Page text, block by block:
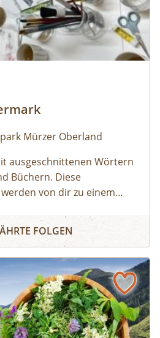
mit der Sommercard
Mürzer Oberland
ausgeschnittenen Wörtern
Büchern. Diese
von dir zu einem
oder
bis eine für dich
Bilder im Kopf. Diese
Gefühle können im
Materealien
Der zuvor
als Abschluss auf das
FOLGEN